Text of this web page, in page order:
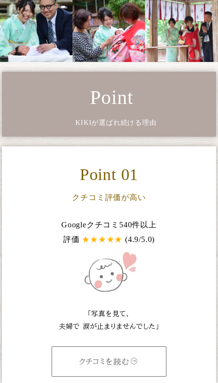
Point
KIKIが選ばれ続ける理由
Point 01
クチコミ評価が高い
Googleクチコミ540件以上
評価 ★★★★★(4.9/5.0)
「写真を見て、
夫婦で 涙が止まりませんでした」
クチコミを読む